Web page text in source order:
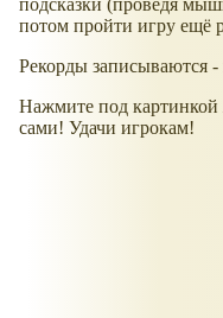
потом пройти игру ещё
Рекорды записываются -
Нажмите под картинкой
сами! Удачи игрокам!